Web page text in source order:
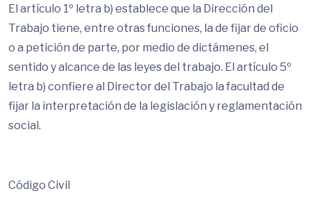
El artículo 1º letra b) establece que la Dirección del
Trabajo tiene, entre otras funciones, la de fijar de oficio
o a petición de parte, por medio de dictámenes, el
sentido y alcance de las leyes del trabajo. El artículo 5º
letra b) confiere al Director del Trabajo la facultad de
fijar la interpretación de la legislación y reglamentación
social.
Código Civil